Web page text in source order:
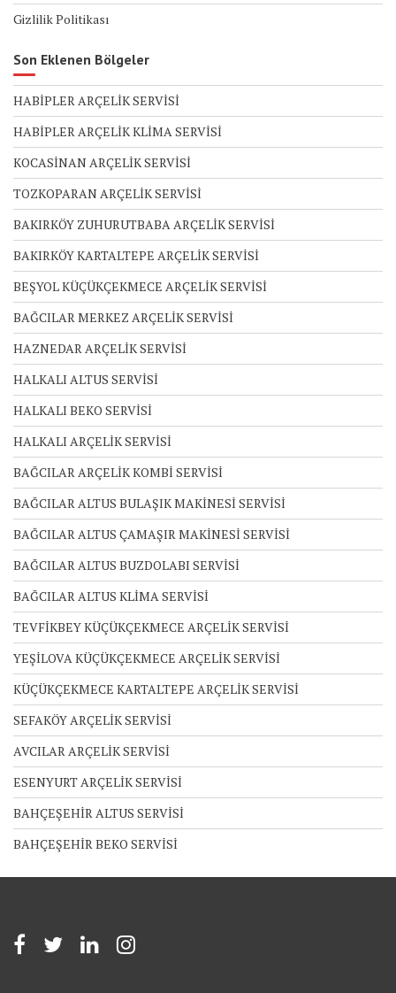
Gizlilik Politikası
Son Eklenen Bölgeler
HABİPLER ARÇELİK SERVİSİ
HABİPLER ARÇELİK KLİMA SERVİSİ
KOCASİNAN ARÇELİK SERVİSİ
TOZKOPARAN ARÇELİK SERVİSİ
BAKIRKÖY ZUHURUTBABA ARÇELİK SERVİSİ
BAKIRKÖY KARTALTEPE ARÇELİK SERVİSİ
BEŞYOL KÜÇÜKÇEKMECE ARÇELİK SERVİSİ
BAĞCILAR MERKEZ ARÇELİK SERVİSİ
HAZNEDAR ARÇELİK SERVİSİ
HALKALI ALTUS SERVİSİ
HALKALI BEKO SERVİSİ
HALKALI ARÇELİK SERVİSİ
BAĞCILAR ARÇELİK KOMBİ SERVİSİ
BAĞCILAR ALTUS BULAŞIK MAKİNESİ SERVİSİ
BAĞCILAR ALTUS ÇAMAŞIR MAKİNESİ SERVİSİ
BAĞCILAR ALTUS BUZDOLABI SERVİSİ
BAĞCILAR ALTUS KLİMA SERVİSİ
TEVFİKBEY KÜÇÜKÇEKMECE ARÇELİK SERVİSİ
YEŞİLOVA KÜÇÜKÇEKMECE ARÇELİK SERVİSİ
KÜÇÜKÇEKMECE KARTALTEPE ARÇELİK SERVİSİ
SEFAKÖY ARÇELİK SERVİSİ
AVCILAR ARÇELİK SERVİSİ
ESENYURT ARÇELİK SERVİSİ
BAHÇEŞEHİR ALTUS SERVİSİ
BAHÇEŞEHİR BEKO SERVİSİ